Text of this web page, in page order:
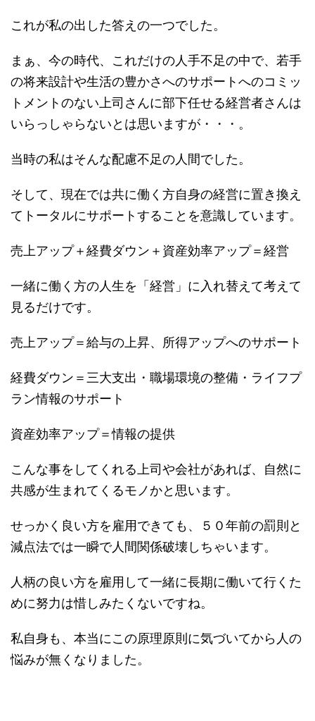
これが私の出した答えの一つでした。
まぁ、今の時代、これだけの人手不足の中で、若手
の将来設計や生活の豊かさへのサポートへのコミッ
トメントのない上司さんに部下任せる経営者さんは
いらっしゃらないとは思いますが・・・。
当時の私はそんな配慮不足の人間でした。
そして、現在では共に働く方自身の経営に置き換え
てトータルにサポートすることを意識しています。
売上アップ＋経費ダウン＋資産効率アップ＝経営
一緒に働く方の人生を「経営」に入れ替えて考えて
見るだけです。
売上アップ＝給与の上昇、所得アップへのサポート
経費ダウン＝三大支出・職場環境の整備・ライフプ
ラン情報のサポート
資産効率アップ＝情報の提供
こんな事をしてくれる上司や会社があれば、自然に
共感が生まれてくるモノかと思います。
せっかく良い方を雇用できても、５０年前の罰則と
減点法では一瞬で人間関係破壊しちゃいます。
人柄の良い方を雇用して一緒に長期に働いて行くた
めに努力は惜しみたくないですね。
私自身も、本当にこの原理原則に気づいてから人の
悩みが無くなりました。